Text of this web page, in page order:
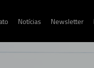
Notícias Newsletter